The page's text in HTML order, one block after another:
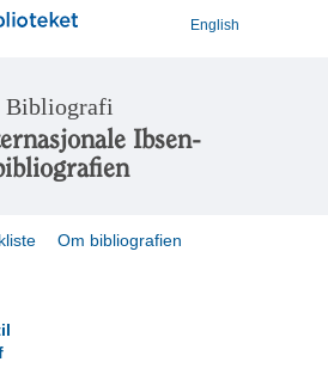
English
Bibliografi
Ibsen-
Om bibliografien